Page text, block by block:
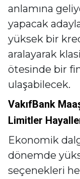
anlamına
yapacak
yüksek bir
aralayarak
ötesinde bir
ulaşabilecek.
VakıfBank
Limitler
Ekonomik
dönemde
seçenekleri